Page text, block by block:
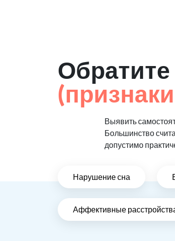
Выявить
Большинство
допустимо
Нарушение сна
Аффективные